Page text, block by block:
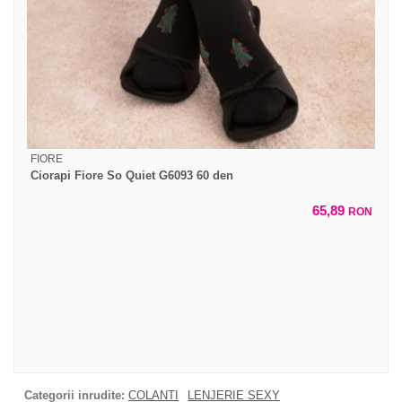
FIORE
Ciorapi Fiore So Quiet G6093 60 den
65,89 RON
Categorii inrudite: COLANTI LENJERIE SEXY